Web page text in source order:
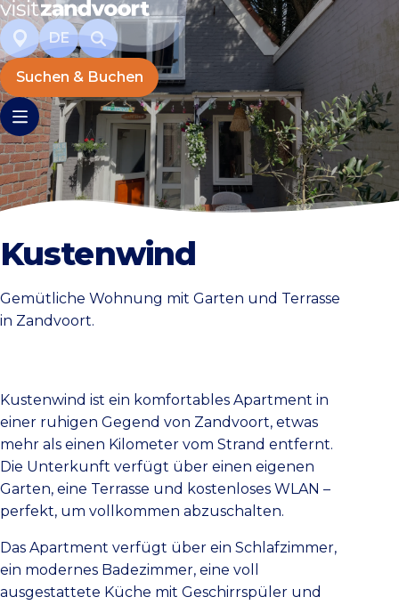
DE
Suchen & Buchen
Kustenwind
Gemütliche Wohnung mit Garten und Terrasse
in Zandvoort.
Kustenwind ist ein komfortables Apartment in
einer ruhigen Gegend von Zandvoort, etwas
mehr als einen Kilometer vom Strand entfernt.
Die Unterkunft verfügt über einen eigenen
Garten, eine Terrasse und kostenloses WLAN –
perfekt, um vollkommen abzuschalten.
Das Apartment verfügt über ein Schlafzimmer,
ein modernes Badezimmer, eine voll
ausgestattete Küche mit Geschirrspüler und